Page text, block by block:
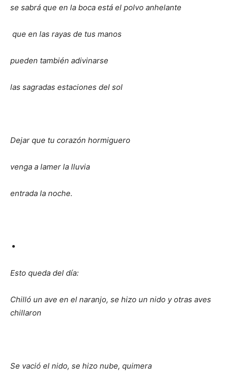
se sabrá que en la boca está el polvo anhelante
que en las rayas de tus manos
pueden también adivinarse
las sagradas estaciones del sol
Dejar que tu corazón hormiguero
venga a lamer la lluvia
entrada la noche.
Esto queda del día:
Chilló un ave en el naranjo, se hizo un nido y otras aves
chillaron
Se vació el nido, se hizo nube, quimera